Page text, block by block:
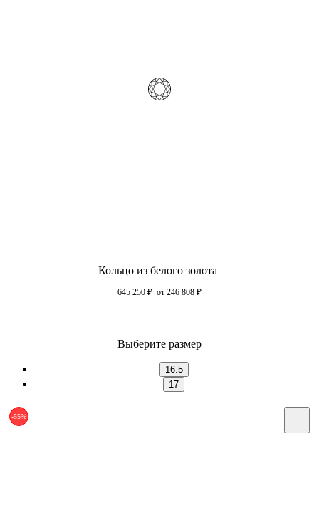
Кольцо из белого золота
645 250 ₽ от 246 808 ₽
Выберите размер
16.5
17
-55%